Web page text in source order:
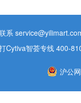
系
Cytiva智荟专线 400-
沪公